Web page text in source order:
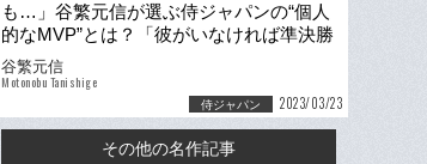
も…」谷繁元信が選ぶ侍ジャパンの“個人
的なMVP”とは？「彼がいなければ準決勝
で負けていた」
谷繁元信
Motonobu Tanishige
侍ジャパン 2023/03/23
その他の名作記事